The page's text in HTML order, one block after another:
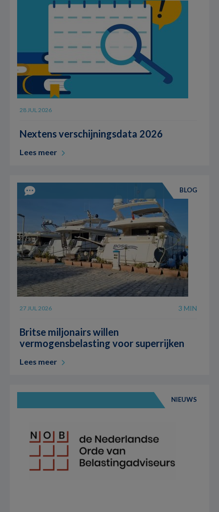
28 JUL 2026
Nextens verschijningsdata 2026
Lees meer
BLOG
27 JUL 2026 3 MIN
Britse miljonairs willen
vermogensbelasting voor superrijken
Lees meer
NIEUWS